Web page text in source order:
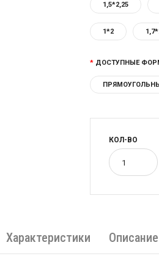
1,5*2,25
1*2
ДОСТУПНЫЕ
КОЛ-ВО
Характеристики Описание